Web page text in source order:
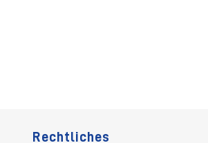
Rechtliches